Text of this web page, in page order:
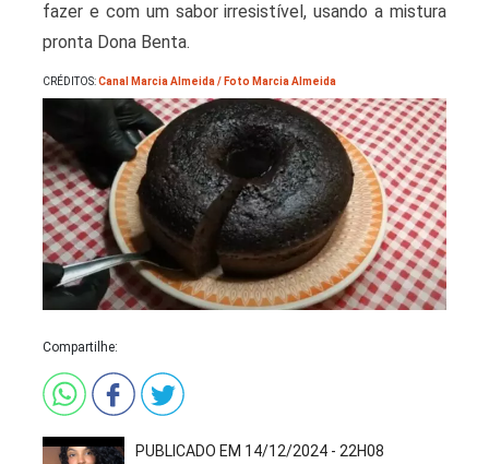
fazer e com um sabor irresistível, usando a mistura
pronta Dona Benta.
CRÉDITOS:Canal Marcia Almeida / Foto Marcia Almeida
Compartilhe:
PUBLICADO EM 14/12/2024 - 22H08